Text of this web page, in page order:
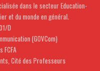
dans le secteur Education-
et du monde en général.
D
(GOVCom)
Cité des Professeurs